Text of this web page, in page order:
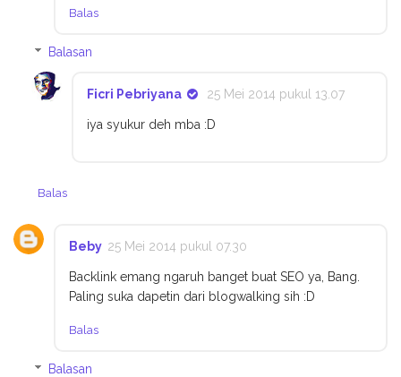
Balas
Balasan
Ficri Pebriyana 25 Mei 2014 pukul 13.07
iya syukur deh mba :D
Balas
Beby 25 Mei 2014 pukul 07.30
Backlink emang ngaruh banget buat SEO ya, Bang.
Paling suka dapetin dari blogwalking sih :D
Balas
Balasan